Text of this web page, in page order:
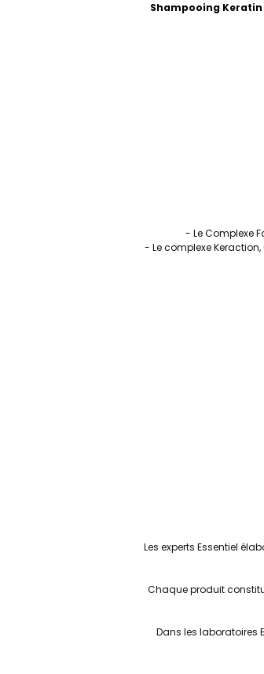
Shampooing Keratin
- Le Complexe
- Le complexe
Les experts Essentiel
Chaque produit
Dans les laboratoires